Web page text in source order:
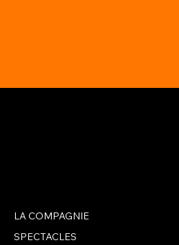
LA COMPAGNIE
SPECTACLES